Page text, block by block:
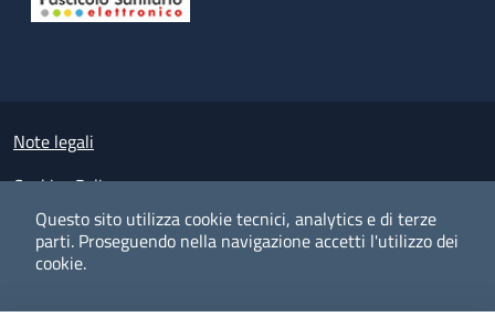
Questo sito utilizza cookie tecnici, analytics e di terze
parti. Proseguendo nella navigazione accetti l'utilizzo dei
cookie.
Small prints
Note legali
Cookies Policy
Policy privacy e protezione del dato personale
Albo pretorio on-line